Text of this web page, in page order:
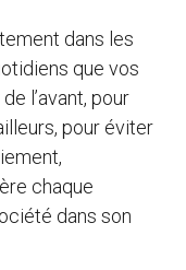
dans les
que vos
l’avant, pour
pour éviter
chaque
dans son